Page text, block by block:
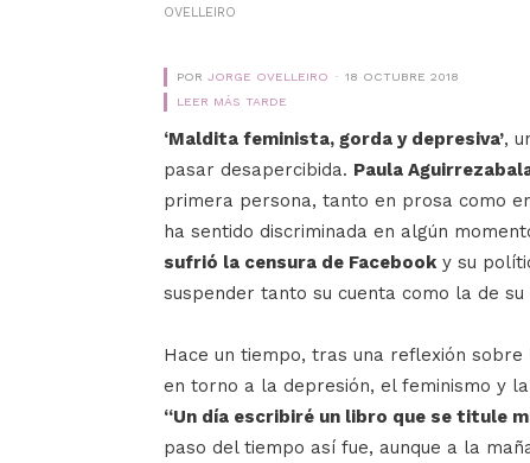
OVELLEIRO
POR JORGE OVELLEIRO
18 OCTUBRE 2018
LEER MÁS TARDE
‘Maldita feminista, gorda y depresiva’,
pasar desapercibida. Paula
primera persona, tanto en prosa como
ha sentido discriminada en algún
sufrió la censura de Facebooky su
suspender tanto su cuenta como la de su
Hace un tiempo, tras una reflexión
en torno a la depresión, el feminismo y
“Un día escribiré un libro que se titule
paso del tiempo así fue, aunque a la